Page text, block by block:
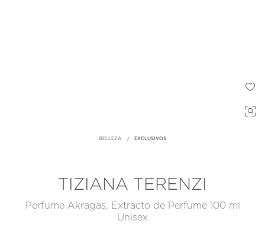
BELLEZA EXCLUSIVOS
TIZIANA TERENZI
Perfume Akragas, Extracto de Perfume 100 ml
Unisex